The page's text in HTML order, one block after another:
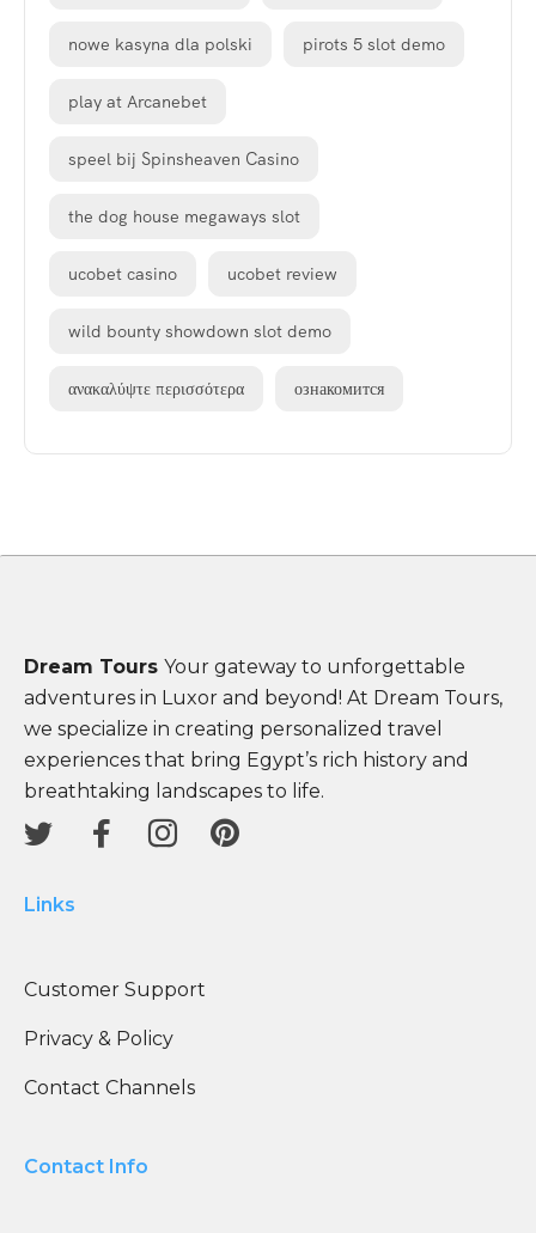
nowe kasyna dla polski pirots 5 slot demo
play at Arcanebet
speel bij Spinsheaven Casino
the dog house megaways slot
ucobet casino ucobet review
wild bounty showdown slot demo
ανακαλύψτε περισσότερα ознакомится
Dream Tours Your gateway to unforgettable
adventures in Luxor and beyond! At Dream Tours,
we specialize in creating personalized travel
experiences that bring Egypt’s rich history and
breathtaking landscapes to life.
Links
Customer Support
Privacy & Policy
Contact Channels
Contact Info